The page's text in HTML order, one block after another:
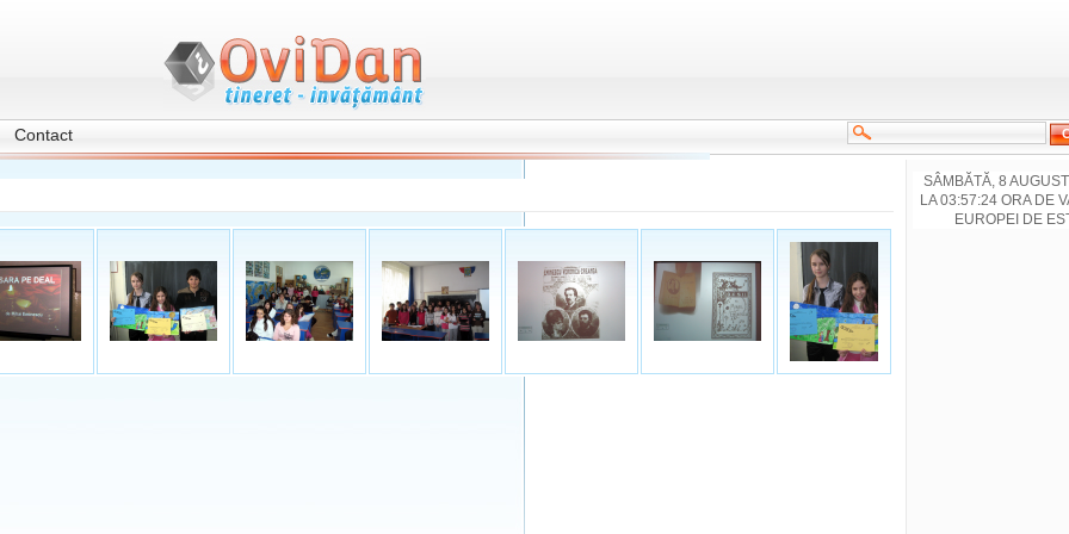
Contact
SÂMBĂTĂ, 8
LA 03:57:24 ORA DE
EUROPEI DE